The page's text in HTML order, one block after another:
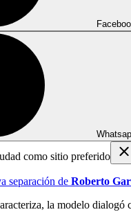
como sitio preferido
separación de Roberto
la modelo dialogó